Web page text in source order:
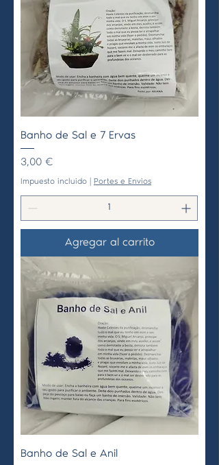
Banho de Sal e 7 Ervas
Precio
3,00 €
Impuesto incluido Portes e Envios
Agregar al carrito
Banho de Sal e Anil